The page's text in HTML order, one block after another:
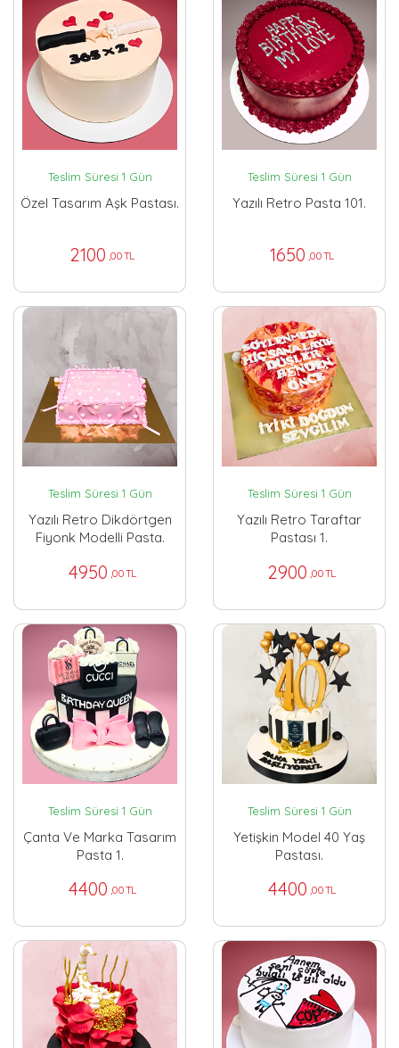
Teslim Süresi 1 Gün
Özel Tasarım Aşk Pastası.
2100 ,00 TL
Teslim Süresi 1 Gün
Yazılı Retro Pasta 101.
1650 ,00 TL
Teslim Süresi 1 Gün
Yazılı Retro Dikdörtgen
Fiyonk Modelli Pasta.
4950 ,00 TL
Teslim Süresi 1 Gün
Yazılı Retro Taraftar
Pastası 1.
2900 ,00 TL
Teslim Süresi 1 Gün
Çanta Ve Marka Tasarım
Pasta 1.
4400 ,00 TL
Teslim Süresi 1 Gün
Yetişkin Model 40 Yaş
Pastası.
4400 ,00 TL